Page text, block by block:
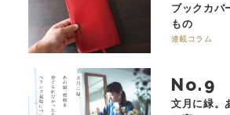
ブックカバ
もの
連載コラム
No.
文月に緑。